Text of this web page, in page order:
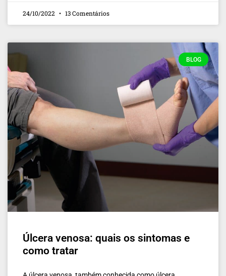
24/10/2022 13 Comentários
BLOG
Úlcera venosa: quais os sintomas e
como tratar